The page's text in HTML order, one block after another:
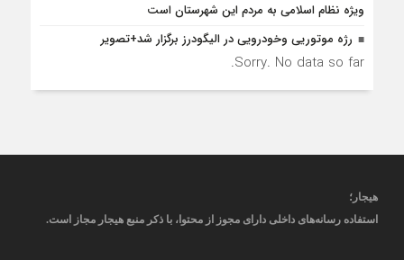
ویژه نظام اسلامی به مردم این شهرستان است
رژه موتوریی وخودرویی در الیگودرز برگزار شد+تصویر
Sorry. No data so far.
هیجار ؛
استفاده رسانه‌های داخلی دارای مجوز از محتوا، با ذکر منبع هیجار مجاز است.